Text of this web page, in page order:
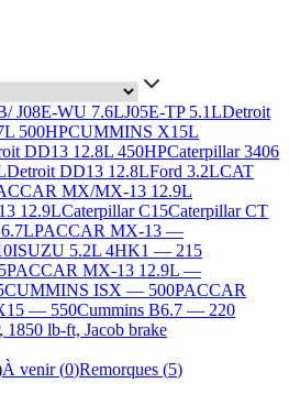
J08E-WU 7.6LJ05E-TP 5.1LDetroit
500HPCUMMINS X15L
DD13 12.8L 450HPCaterpillar 3406
Detroit DD13 12.8LFord 3.2LCAT
MX/MX-13 12.9L
12.9LCaterpillar C15Caterpillar CT
PACCAR MX-13 —
ISUZU 5.2L 4HK1 — 215
PACCAR MX-13 12.9L —
CUMMINS ISX — 500PACCAR
— 550Cummins B6.7 — 220
lb-ft, Jacob brake
À venir (0)Remorques (5)